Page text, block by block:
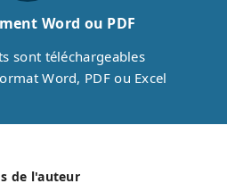
Word ou PDF
sont téléchargeables
Word, PDF ou Excel
de l'auteur